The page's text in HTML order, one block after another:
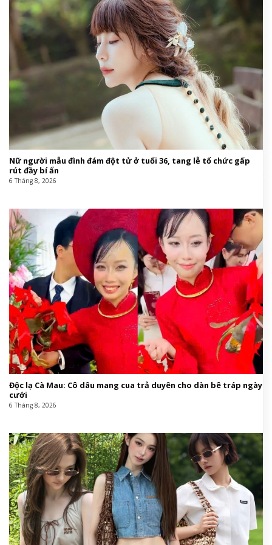
Nữ người mẫu đình đám đột tử ở tuổi 36, tang lễ tổ chức gấp
rút đầy bí ẩn
6 Tháng 8, 2026
Độc lạ Cà Mau: Cô dâu mang cua trả duyên cho dàn bê tráp ngày
cưới
6 Tháng 8, 2026